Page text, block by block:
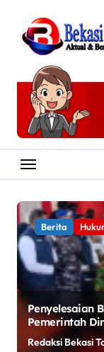
content
Berita
Penyelesaian
Pemerintah
Redaksi Bekasi